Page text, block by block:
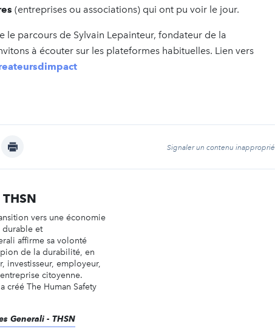
(entreprises ou associations) qui ont pu voir le jour.
le parcours de Sylvain Lepainteur, fondateur de la
à écouter sur les plateformes habituelles. Lien vers
print Signaler un contenu inapproprié
vers une économie
durable et
affirme sa volonté
de la durabilité, en
investisseur, employeur,
citoyenne.
créé The Human Safety
Generali - THSN